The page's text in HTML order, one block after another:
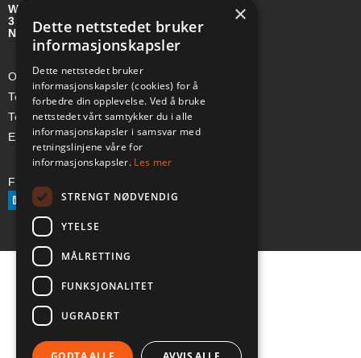
Wirgenes vei 8B
3157 BARKÅKER
NORGE
Org-nr: 985 958 203 MVA
Telefon (Nor): +47 334 50 910
Telefon (Swe): +46 70-748 08 19
E-post: sales@a-ss.net
Følg oss på:
×
Dette nettstedet bruker
informasjonskapsler
Dette nettstedet bruker
informasjonskapsler (cookies) for å
forbedre din opplevelse. Ved å bruke
nettstedet vårt samtykker du i alle
informasjonskapsler i samsvar med
retningslinjene våre for
informasjonskapsler. Les mer
STRENGT NØDVENDIG
YTELSE
MÅLRETTING
FUNKSJONALITET
UGRADERT